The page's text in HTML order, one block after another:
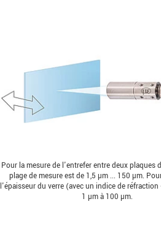
Pour la mesure de l'entrefer entre deux plaques
plage de mesure est de 1,5 µm ... 150 µm.
l'épaisseur du verre (avec un indice de réfraction
1 µm à 100 µm.